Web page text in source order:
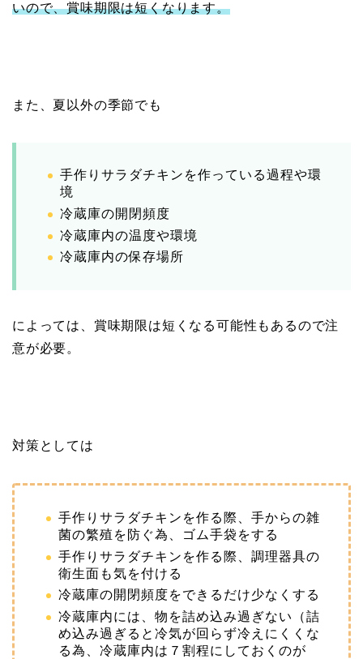
いので、賞味期限は短くなります。
また、夏以外の季節でも
手作りサラダチキンを作っている過程や環
境
冷蔵庫の開閉頻度
冷蔵庫内の温度や環境
冷蔵庫内の保存場所
によっては、賞味期限は短くなる可能性もあるので注
意が必要。
対策としては
手作りサラダチキンを作る際、手からの雑
菌の繁殖を防ぐ為、ゴム手袋をする
手作りサラダチキンを作る際、調理器具の
衛生面も気を付ける
冷蔵庫の開閉頻度をできるだけ少なくする
冷蔵庫内には、物を詰め込み過ぎない（詰
め込み過ぎると冷気が回らず冷えにくくな
る為、冷蔵庫内は７割程にしておくのが